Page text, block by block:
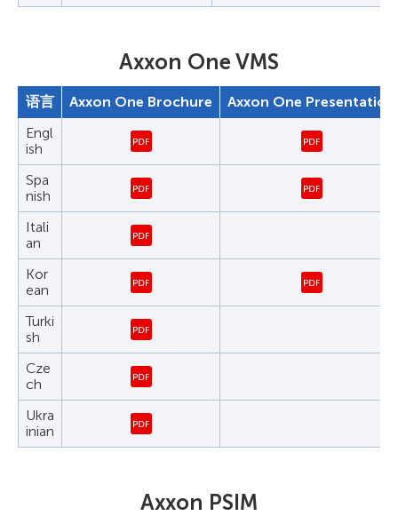
Axxon One VMS
语言 Axxon One Brochure
Axxon One Presentation
Engl
ish
Spa
nish
Itali
an
Kor
ean
Turki
sh
Cze
ch
Ukra
inian
Axxon PSIM